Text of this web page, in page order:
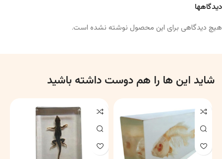
دیدگاهها
هیچ دیدگاهی برای این محصول نوشته نشده است.
شاید این ها را هم دوست داشته باشید